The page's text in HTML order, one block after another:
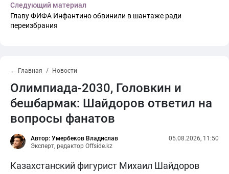
Следующий материал
Главу ФИФА Инфантино обвинили в шантаже ради
переизбрания
← Главная Новости
Олимпиада-2030, Головкин и
бешбармак: Шайдоров ответил на
вопросы фанатов
Автор: Умербеков Владислав
Эксперт, редактор Offside.kz
05.08.2026, 11:50
Казахстанский фигурист Михаил Шайдоров